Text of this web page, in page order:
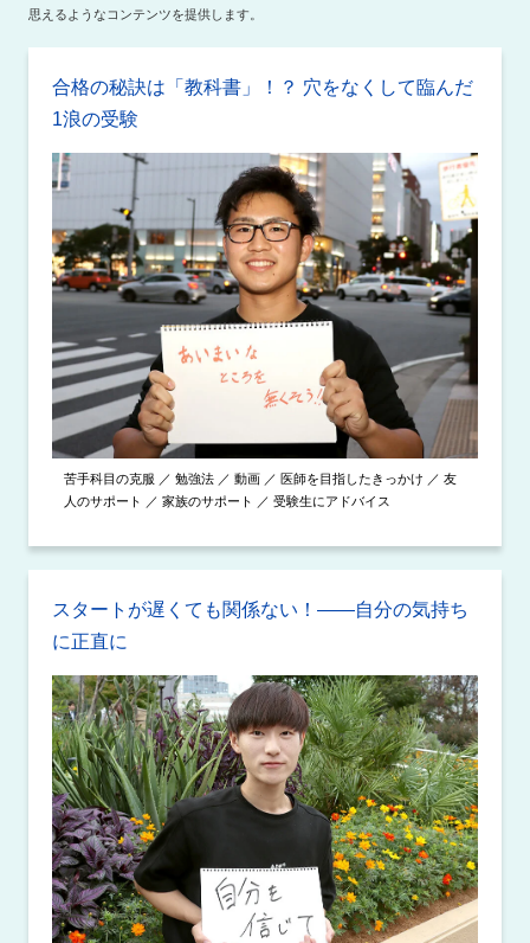
思えるようなコンテンツを提供します。
合格の秘訣は「教科書」！？ 穴をなくして臨んだ
1浪の受験
苦手科目の克服 ／ 勉強法 ／ 動画 ／ 医師を目指したきっかけ ／ 友
人のサポート ／ 家族のサポート ／ 受験生にアドバイス
スタートが遅くても関係ない！――自分の気持ち
に正直に